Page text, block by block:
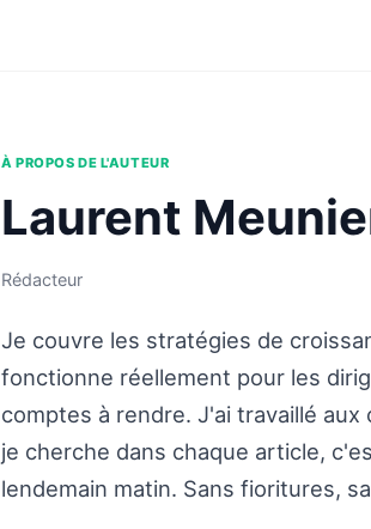
À PROPOS DE L'AUTEUR
Laurent
Rédacteur
Je couvre les stratégies de
fonctionne réellement pour les
comptes à rendre. J'ai travaillé
je cherche dans chaque article,
lendemain matin. Sans fioritures,